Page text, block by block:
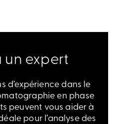
un expert
d’expérience dans le
en phase
peuvent vous aider à
pour l’analyse des